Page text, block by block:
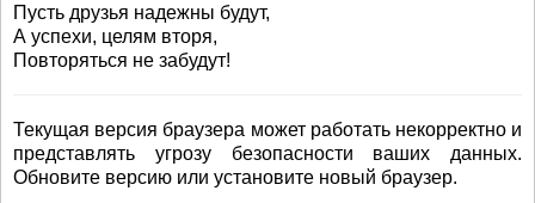
Пусть друзья надежны будут,
А успехи, целям вторя,
Повторяться не забудут!
Текущая версия браузера может работать некорректно и
представлять угрозу безопасности ваших данных.
Обновите версию или установите новый браузер.